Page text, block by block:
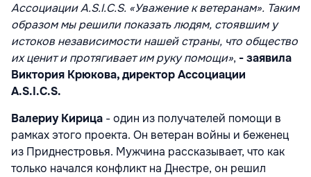
Ассоциации A.S.I.C.S. «Уважение к ветеранам». Таким
образом мы решили показать людям, стоявшим у
истоков независимости нашей страны, что общество
их ценит и протягивает им руку помощи», - заявила
Виктория Крюкова, директор Ассоциации
A.S.I.C.S.
Валериу Кирица - один из получателей помощи в
рамках этого проекта. Он ветеран войны и беженец
из Приднестровья. Мужчина рассказывает, что как
только начался конфликт на Днестре, он решил